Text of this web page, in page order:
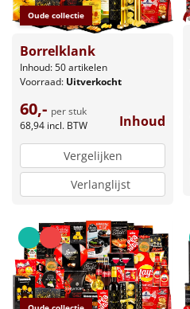
Oude collectie
Borrelklank
Inhoud: 50 artikelen
Voorraad: Uitverkocht
60,- per stuk
68,94 incl. BTW Inhoud
Vergelijken
Verlanglijst